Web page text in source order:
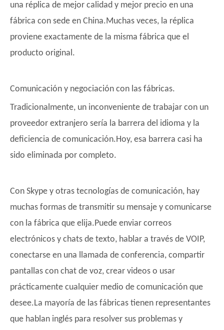
una réplica de mejor calidad y mejor precio en una
fábrica con sede en China.Muchas veces, la réplica
proviene exactamente de la misma fábrica que el
producto original.
Comunicación y negociación con las fábricas.
Tradicionalmente, un inconveniente de trabajar con un
proveedor extranjero sería la barrera del idioma y la
deficiencia de comunicación.Hoy, esa barrera casi ha
sido eliminada por completo.
Con Skype y otras tecnologías de comunicación, hay
muchas formas de transmitir su mensaje y comunicarse
con la fábrica que elija.Puede enviar correos
electrónicos y chats de texto, hablar a través de VOIP,
conectarse en una llamada de conferencia, compartir
pantallas con chat de voz, crear videos o usar
prácticamente cualquier medio de comunicación que
desee.La mayoría de las fábricas tienen representantes
que hablan inglés para resolver sus problemas y